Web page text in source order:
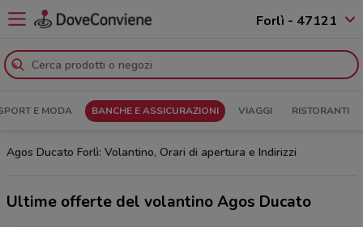
Forlì - 47121
E MODA BANCHE E ASSICURAZIONI VIAGGI RISTORANTI
Agos Ducato Forlì: Volantino, Orari di apertura e Indirizzi
Ultime offerte del volantino Agos Ducato